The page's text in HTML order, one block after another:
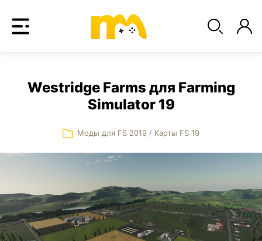
Westridge Farms для Farming
Simulator 19
Моды для FS 2019 / Карты FS 19